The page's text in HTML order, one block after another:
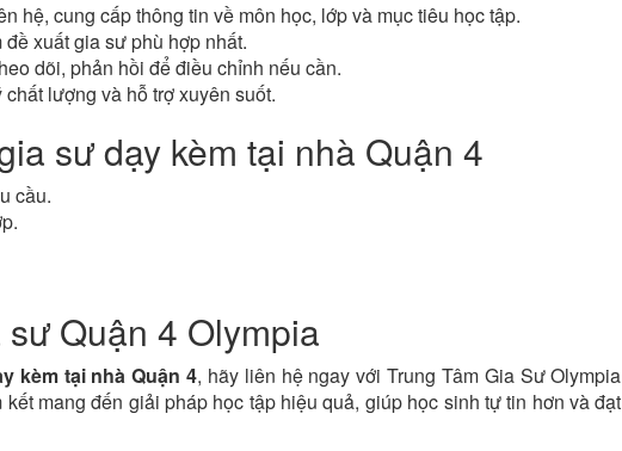
hệ, cung cấp thông tin về môn học, lớp và mục tiêu học tập.
đề xuất gia sư phù hợp nhất.
dõi, phản hồi để điều chỉnh nếu cần.
lượng và hỗ trợ xuyên suốt.
sư dạy kèm tại nhà Quận 4
cầu.
Quận 4 Olympia
kèm tại nhà Quận 4, hãy liên hệ ngay với Trung Tâm Gia Sư Olympia
mang đến giải pháp học tập hiệu quả, giúp học sinh tự tin hơn và đạt